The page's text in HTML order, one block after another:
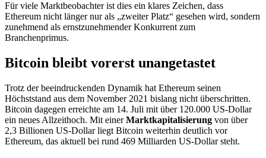
Für viele Marktbeobachter ist dies ein klares Zeichen, dass
Ethereum nicht länger nur als „zweiter Platz“ gesehen wird, sondern
zunehmend als ernstzunehmender Konkurrent zum
Branchenprimus.
Bitcoin bleibt vorerst unangetastet
Trotz der beeindruckenden Dynamik hat Ethereum seinen
Höchststand aus dem November 2021 bislang nicht überschritten.
Bitcoin dagegen erreichte am 14. Juli mit über 120.000 US-Dollar
ein neues Allzeithoch. Mit einerMarktkapitalisierung von über
2,3 Billionen US-Dollar liegt Bitcoin weiterhin deutlich vor
Ethereum, das aktuell bei rund 469 Milliarden US-Dollar steht.